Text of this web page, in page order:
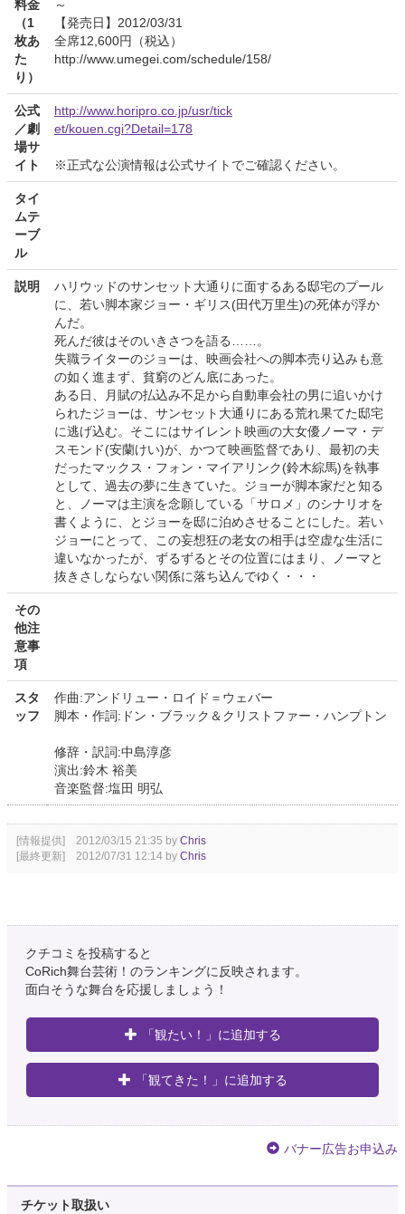
料金
（1
枚あ
た
り）
～
【発売日】2012/03/31
全席12,600円（税込）
http://www.umegei.com/schedule/158/
公式
／劇
場サ
イト
http://www.horipro.co.jp/usr/tick
et/kouen.cgi?Detail=178
※正式な公演情報は公式サイトでご確認ください。
タイ
ムテ
ーブ
ル
説明
ハリウッドのサンセット大通りに面するある邸宅のプール
に、若い脚本家ジョー・ギリス(田代万里生)の死体が浮か
んだ。
死んだ彼はそのいきさつを語る……。
失職ライターのジョーは、映画会社への脚本売り込みも意
の如く進まず、貧窮のどん底にあった。
ある日、月賦の払込み不足から自動車会社の男に追いかけ
られたジョーは、サンセット大通りにある荒れ果てた邸宅
に逃げ込む。そこにはサイレント映画の大女優ノーマ・デ
スモンド(安蘭けい)が、かつて映画監督であり、最初の夫
だったマックス・フォン・マイアリンク(鈴木綜馬)を執事
として、過去の夢に生きていた。ジョーが脚本家だと知る
と、ノーマは主演を念願している「サロメ」のシナリオを
書くように、とジョーを邸に泊めさせることにした。若い
ジョーにとって、この妄想狂の老女の相手は空虚な生活に
違いなかったが、ずるずるとその位置にはまり、ノーマと
抜きさしならない関係に落ち込んでゆく・・・
その
他注
意事
項
スタ
ッフ
作曲:アンドリュー・ロイド＝ウェバー
脚本・作詞:ドン・ブラック＆クリストファー・ハンプトン
修辞・訳詞:中島淳彦
演出:鈴木 裕美
音楽監督:塩田 明弘
[情報提供] 2012/03/15 21:35 by Chris
[最終更新] 2012/07/31 12:14 by Chris
クチコミを投稿すると
CoRich舞台芸術！のランキングに反映されます。
面白そうな舞台を応援しましょう！
「観たい！」に追加する
「観てきた！」に追加する
バナー広告お申込み
チケット取扱い